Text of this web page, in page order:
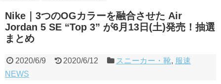
Nike｜3つのOGカラーを融合させた Air
Jordan 5 SE “Top 3” が6月13日(土)発売！抽選
まとめ
2020/6/9 2020/6/12 スニーカー・靴, 服速
NEWS